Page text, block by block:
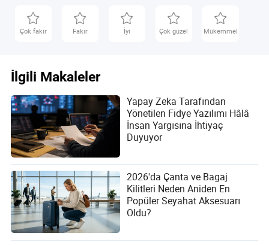
akademik geleceğinizi ve refahınızı korumakla ilgilidir.
Riskleri anlayarak, daha iyi korumalar talep ederek ve
Çok fakir Fakir İyi Çok güzel Mükemmel
İlgili Makaleler
Yapay Zeka Tarafından
Yönetilen Fidye Yazılımı Hâlâ
İnsan Yargısına İhtiyaç
Duyuyor
2026'da Çanta ve Bagaj
Kilitleri Neden Aniden En
Popüler Seyahat Aksesuarı
Oldu?